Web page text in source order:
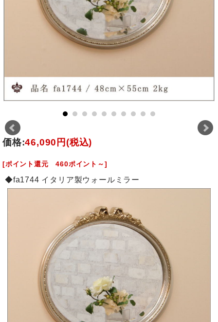
価格:46,090円 (税込)
[ポイント還元 460ポイント～]
◆fa1744 イタリア製ウォールミラー